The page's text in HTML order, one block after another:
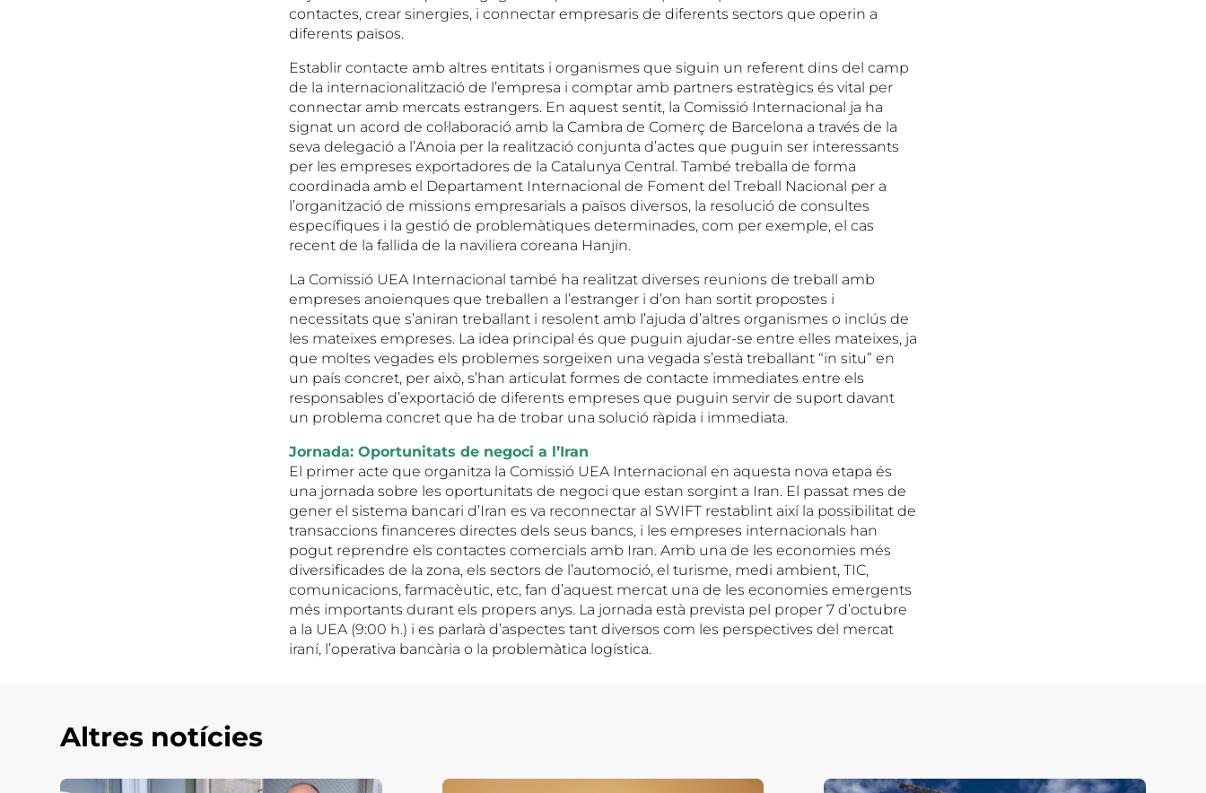
contactes, crear sinergies, i connectar empresaris de diferents sectors que operin a
diferents països.
Establir contacte amb altres entitats i organismes que siguin un referent dins del camp
de la internacionalització de l’empresa i comptar amb partners estratègics és vital per
connectar amb mercats estrangers. En aquest sentit, la Comissió Internacional ja ha
signat un acord de col·laboració amb la Cambra de Comerç de Barcelona a través de la
seva delegació a l’Anoia per la realització conjunta d’actes que puguin ser interessants
per les empreses exportadores de la Catalunya Central. També treballa de forma
coordinada amb el Departament Internacional de Foment del Treball Nacional per a
l’organització de missions empresarials a països diversos, la resolució de consultes
específiques i la gestió de problemàtiques determinades, com per exemple, el cas
recent de la fallida de la naviliera coreana Hanjin.
La Comissió UEA Internacional també ha realitzat diverses reunions de treball amb
empreses anoienques que treballen a l’estranger i d’on han sortit propostes i
necessitats que s’aniran treballant i resolent amb l’ajuda d’altres organismes o inclús de
les mateixes empreses. La idea principal és que puguin ajudar-se entre elles mateixes, ja
que moltes vegades els problemes sorgeixen una vegada s’està treballant “in situ” en
un país concret, per això, s’han articulat formes de contacte immediates entre els
responsables d’exportació de diferents empreses que puguin servir de suport davant
un problema concret que ha de trobar una solució ràpida i immediata.
Jornada: Oportunitats de negoci a l’Iran
El primer acte que organitza la Comissió UEA Internacional en aquesta nova etapa és
una jornada sobre les oportunitats de negoci que estan sorgint a Iran. El passat mes de
gener el sistema bancari d’Iran es va reconnectar al SWIFT restablint així la possibilitat de
transaccions financeres directes dels seus bancs, i les empreses internacionals han
pogut reprendre els contactes comercials amb Iran. Amb una de les economies més
diversificades de la zona, els sectors de l’automoció, el turisme, medi ambient, TIC,
comunicacions, farmacèutic, etc, fan d’aquest mercat una de les economies emergents
més importants durant els propers anys. La jornada està prevista pel proper 7 d’octubre
a la UEA (9:00 h.) i es parlarà d’aspectes tant diversos com les perspectives del mercat
iraní, l’operativa bancària o la problemàtica logística.
Altres notícies